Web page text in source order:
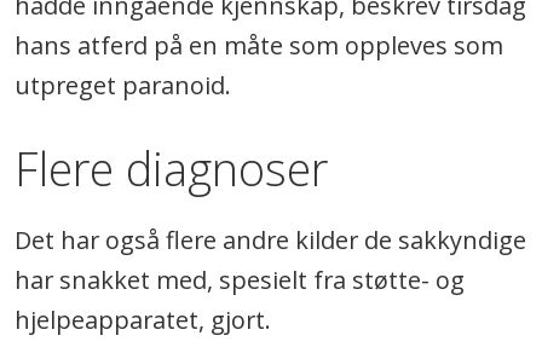
hans atferd på en måte som oppleves som
utpreget paranoid.
Flere diagnoser
Det har også flere andre kilder de sakkyndige
har snakket med, spesielt fra støtte- og
hjelpeapparatet, gjort.